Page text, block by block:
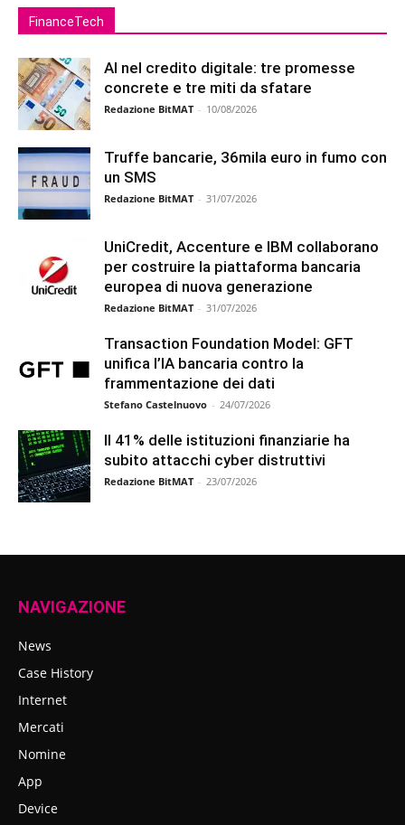
FinanceTech
AI nel credito digitale: tre promesse
concrete e tre miti da sfatare
Redazione BitMAT - 10/08/2026
Truffe bancarie, 36mila euro in fumo con
un SMS
Redazione BitMAT - 31/07/2026
UniCredit, Accenture e IBM collaborano
per costruire la piattaforma bancaria
europea di nuova generazione
Redazione BitMAT - 31/07/2026
Transaction Foundation Model: GFT
unifica l’IA bancaria contro la
frammentazione dei dati
Stefano Castelnuovo - 24/07/2026
Il 41% delle istituzioni finanziarie ha
subito attacchi cyber distruttivi
Redazione BitMAT - 23/07/2026
NAVIGAZIONE
News
Case History
Internet
Mercati
Nomine
App
Device